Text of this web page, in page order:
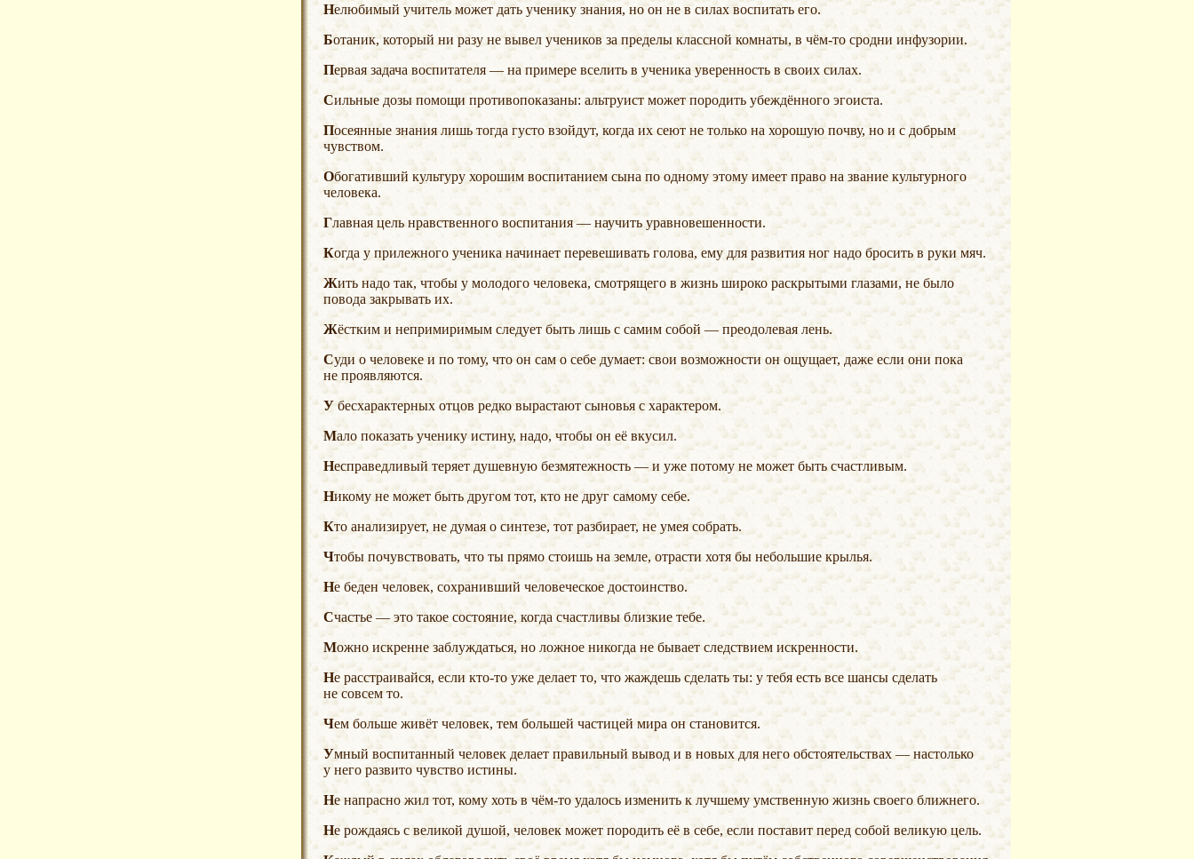
Нелюбимый учитель может дать ученику знания, но он не в силах воспитать его.
Ботаник, который ни разу не вывел учеников за пределы классной комнаты, в чём-тосродни инфузории.
Первая задача воспитателя — на примере вселить в ученика уверенность в своих силах.
Сильные дозы помощи противопоказаны: альтруист может породить убеждённого эгоиста.
Посеянные знания лишь тогда густо взойдут, когда их сеют не только на хорошую почву, но и с добрым
чувством.
Обогативший культуру хорошим воспитанием сына по одному этому имеет право на звание культурного
человека.
Главная цель нравственного воспитания — научить уравновешенности.
Когда у прилежного ученика начинает перевешивать голова, ему для развития ног надо бросить в руки мяч.
Жить надо так, чтобы у молодого человека, смотрящего в жизнь широко раскрытыми глазами, не было
повода закрывать их.
Жёстким и непримиримым следует быть лишь с самим собой — преодолевая лень.
Суди о человеке и по тому, что он сам о себе думает: свои возможности он ощущает, даже если они пока
не проявляются.
У бесхарактерных отцов редко вырастают сыновья с характером.
Мало показать ученику истину, надо, чтобы он её вкусил.
Несправедливый теряет душевную безмятежность — и уже потому не может быть счастливым.
Никому не может быть другом тот, кто не друг самому себе.
Кто анализирует, не думая о синтезе, тот разбирает, не умея собрать.
Чтобы почувствовать, что ты прямо стоишь на земле, отрасти хотя бы небольшие крылья.
Не беден человек, сохранивший человеческое достоинство.
Счастье — это такое состояние, когда счастливы близкие тебе.
Можно искренне заблуждаться, но ложное никогда не бывает следствием искренности.
Не расстраивайся, есликто-тоуже делает то, что жаждешь сделать ты: у тебя есть все шансы сделать
не совсем то.
Чем больше живёт человек, тем большей частицей мира он становится.
Умный воспитанный человек делает правильный вывод и в новых для него обстоятельствах — настолько
у него развито чувство истины.
Не напрасно жил тот, кому хотьв чём-тоудалось изменить к лучшему умственную жизнь своего ближнего.
Не рождаясь с великой душой, человек может породить её в себе, если поставит перед собой великую цель.